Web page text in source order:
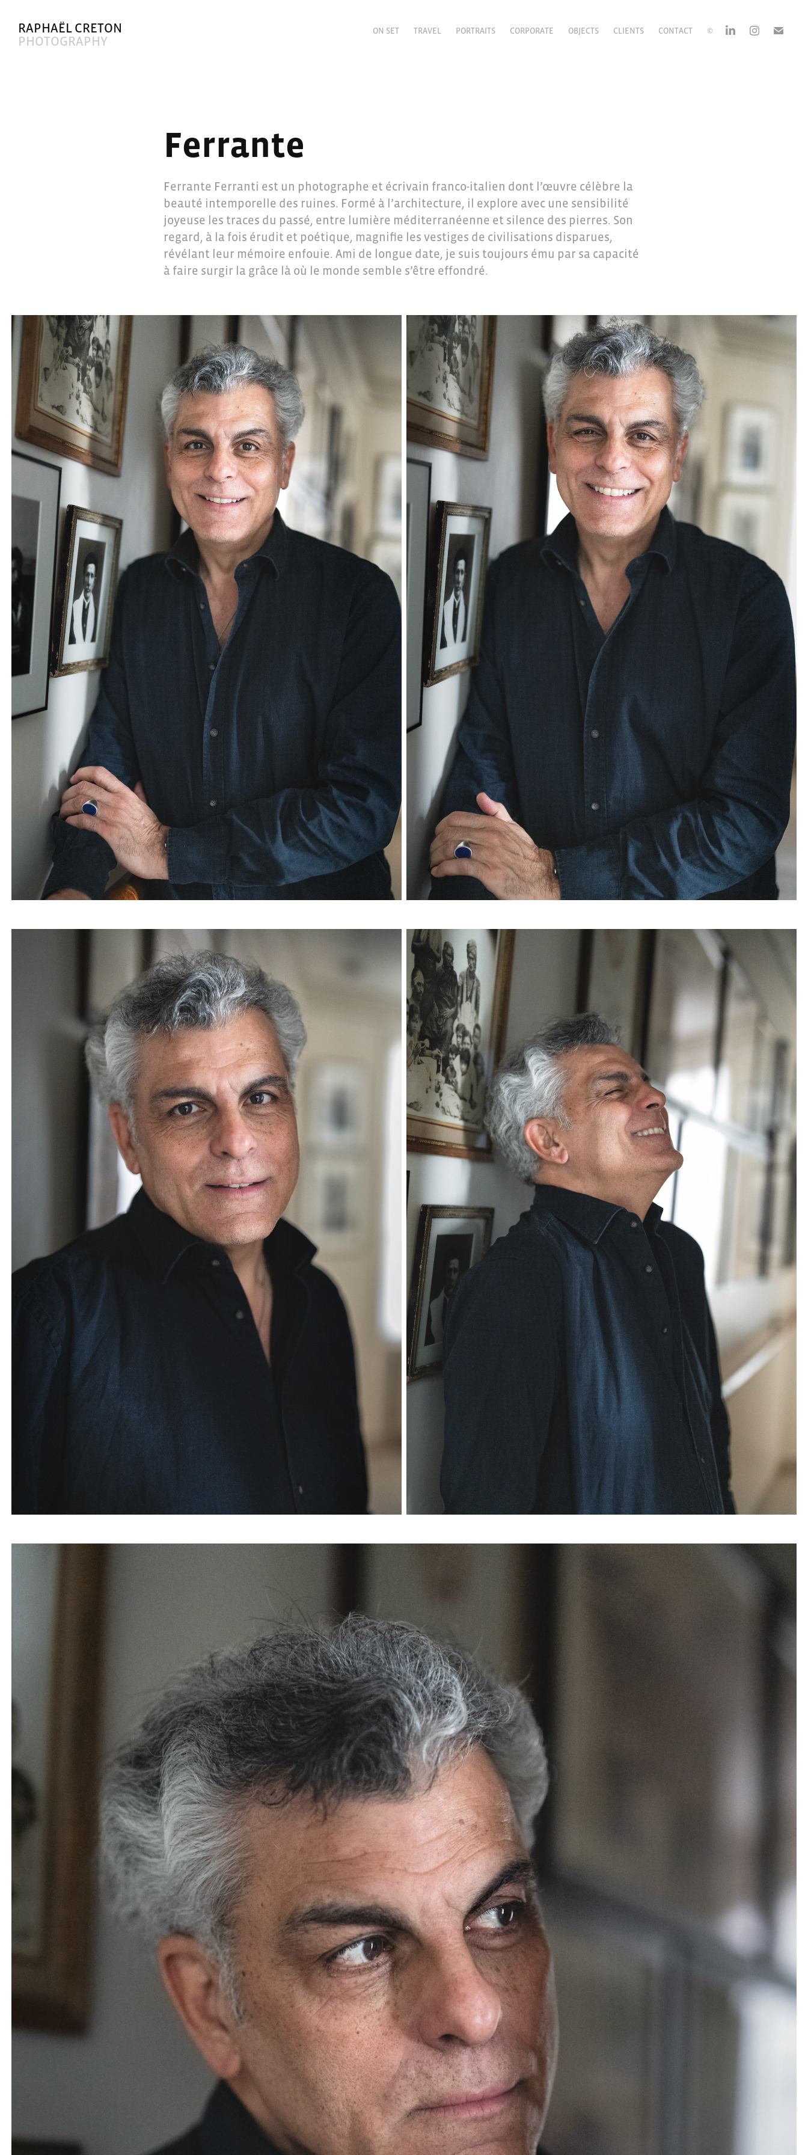
RAPHAËL CRETON
PHOTOGRAPHY
ON SET TRAVEL PORTRAITS CORPORATE OBJECTS CLIENTS CONTACT ©
Ferrante
Ferrante Ferranti est un photographe et écrivain franco-italien dont l’œuvre célèbre la
beauté intemporelle des ruines. Formé à l’architecture, il explore avec une sensibilité
joyeuse les traces du passé, entre lumière méditerranéenne et silence des pierres. Son
regard, à la fois érudit et poétique, magnifie les vestiges de civilisations disparues,
révélant leur mémoire enfouie. Ami de longue date, je suis toujours ému par sa capacité
à faire surgir la grâce là où le monde semble s’être effondré.